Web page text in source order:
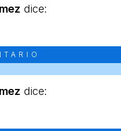
dice:
dice: